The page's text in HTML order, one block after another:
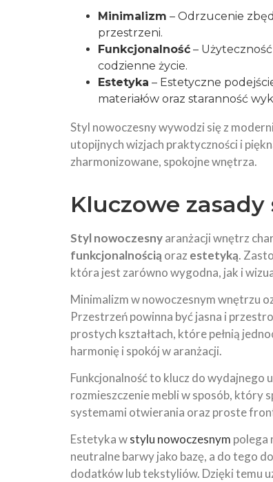
Minimalizm – Odrzucenie
przestrzeni.
Funkcjonalność –
codzienne życie.
Estetyka – Estetyczne
materiałów oraz staranność
Styl nowoczesny wywodzi się z
utopijnych wizjach praktyczności i
zharmonizowane, spokojne wnętrza.
Kluczowe
Styl nowoczesnyaranżacji wnętrz
funkcjonalnością oraz estetyką.
która jest zarówno wygodna, jak i
Minimalizm w nowoczesnym wnętrzu
Przestrzeń powinna być jasna i
prostych kształtach, które pełnią
harmonię i spokój w aranżacji.
Funkcjonalność to klucz do
rozmieszczenie mebli w sposób, który
systemami otwierania oraz proste
Estetyka wstylu nowoczesnym polega
neutralne barwy jako bazę, a do tego
dodatków lub tekstyliów. Dzięki temu